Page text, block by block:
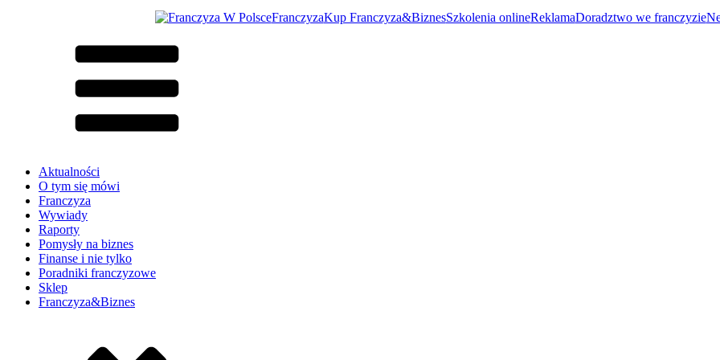
FranczyzaKup Franczyza&BiznesSzkolenia onlineReklamaDoradztwo we franczyzie
Aktualności
O tym się mówi
Franczyza
Wywiady
Raporty
Pomysły na biznes
Finanse i nie tylko
Poradniki franczyzowe
Sklep
Franczyza&Biznes